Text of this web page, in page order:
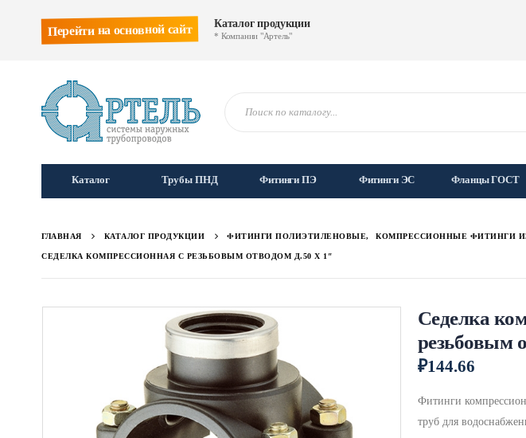
Перейти на основной сайт Каталог продукции
* Компании "Артель"
Каталог Трубы ПНД Фитинги ПЭ Фитинги ЭС Фланцы ГОСТ
ГЛАВНАЯ КАТАЛОГ ПРОДУКЦИИ ФИТИНГИ ПОЛИЭТИЛЕНОВЫЕ, КОМПРЕССИОННЫЕ ФИТИНГИ
СЕДЕЛКА КОМПРЕССИОННАЯ С РЕЗЬБОВЫМ ОТВОДОМ Д.50 Х 1″
Седелка
резьбовым
₽144.66
Фитинги
труб для